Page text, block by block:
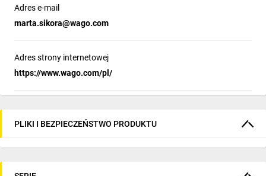
Adres e-mail
marta.sikora@wago.com
Adres strony internetowej
https://www.wago.com/pl/
PLIKI I BEZPIECZEŃSTWO PRODUKTU